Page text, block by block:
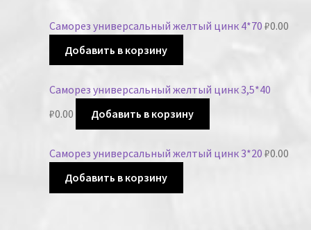
Саморез универсальный желтый цинк 4*70 ₽0.00
Добавить в корзину
Саморез универсальный желтый цинк 3,5*40
₽0.00 Добавить в корзину
Саморез универсальный желтый цинк 3*20 ₽0.00
Добавить в корзину